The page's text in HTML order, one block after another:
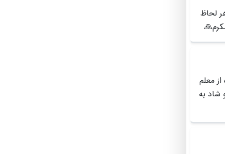
لحاظ
معلم
شاد به